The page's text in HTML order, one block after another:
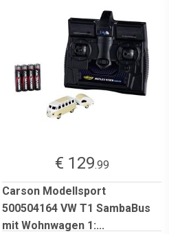
€ 129.99
Carson Modellsport
500504164 VW T1 SambaBus
mit Wohnwagen 1:...